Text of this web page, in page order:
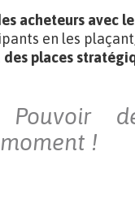
acheteurs avec
en les
des places
!